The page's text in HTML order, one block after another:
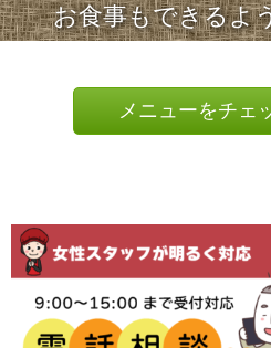
お食事もできるよ
メニューをチェ